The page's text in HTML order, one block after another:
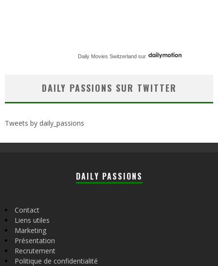
Daily Movies Switzerland sur
DAILY PASSIONS SUR TWITTER
Tweets by daily_passions
DAILY PASSIONS
Contact
Liens utiles
Marketing
Présentation
Recrutement
Politique de confidentialité